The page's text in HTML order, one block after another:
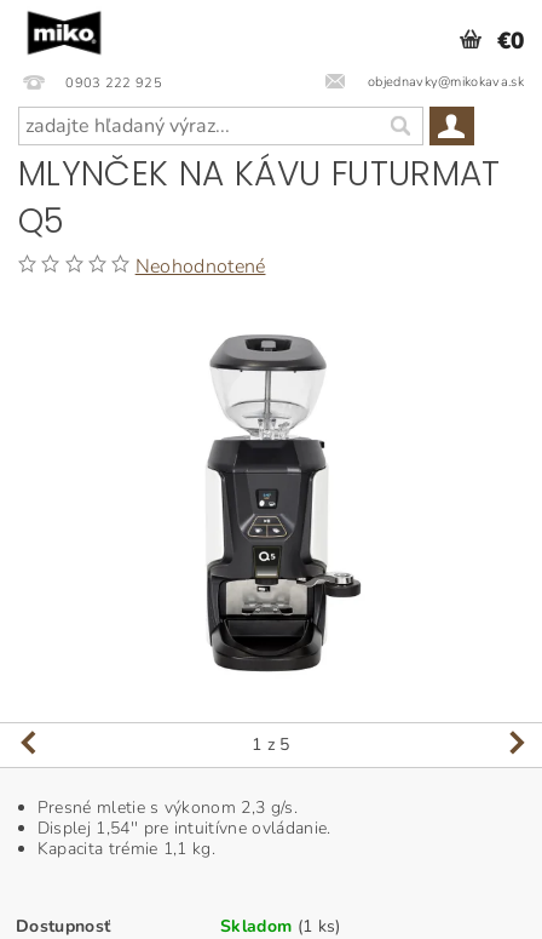
0903 222 925 objednavky@mikokava.sk
€0
MLYNČEK NA KÁVU FUTURMAT
Q5
Neohodnotené
1 z 5
Presné mletie s výkonom 2,3 g/s.
Displej 1,54'' pre intuitívne ovládanie.
Kapacita trémie 1,1 kg.
Dostupnosť Skladom (1 ks)